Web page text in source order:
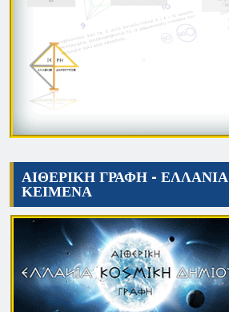
ΑΙΘΕΡΙΚΗ ΓΡΑΦΗ - ΕΛΛΑΝΙΑ
ΚΕΙΜΕΝΑ